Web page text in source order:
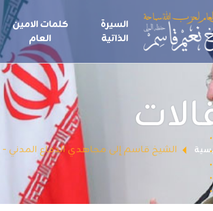
السيرة
الذاتية
كلمات الامين
العام
الشيخ قاسم إلى مجاهدي الدفاع المدني